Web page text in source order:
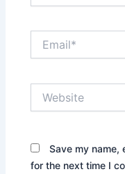
Save my name,
for the next time I